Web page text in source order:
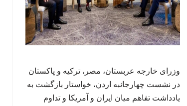
وزرای خارجه عربستان، مصر، ترکیه و پاکستان
در نشست چهارجانبه اردن، خواستار بازگشت به
یادداشت تفاهم میان ایران و آمریکا و تداوم